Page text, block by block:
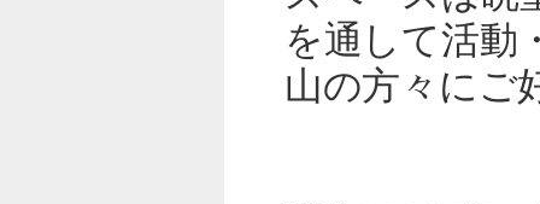
を通して活動
山の方々にご